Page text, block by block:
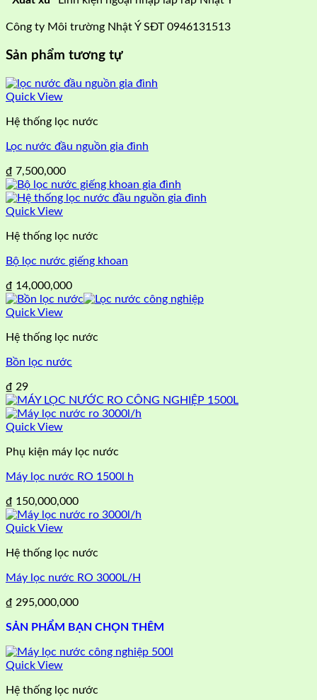
Công ty Môi trường Nhật Ý SĐT 0946131513
Sản phẩm tương tự
Quick View
Hệ thống lọc nước
Lọc nước đầu nguồn gia đình
₫ 7,500,000
Quick View
Hệ thống lọc nước
Bộ lọc nước giếng khoan
₫ 14,000,000
Quick View
Hệ thống lọc nước
Bồn lọc nước
₫ 29
Quick View
Phụ kiện máy lọc nước
Máy lọc nước RO 1500l h
₫ 150,000,000
Quick View
Hệ thống lọc nước
Máy lọc nước RO 3000L/H
₫ 295,000,000
SẢN PHẨM BẠN CHỌN THÊM
Quick View
Hệ thống lọc nước